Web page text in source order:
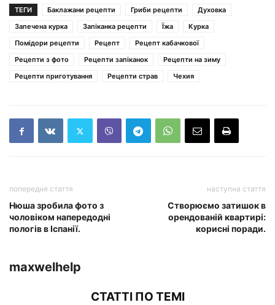
ТЕГИ Баклажани рецепти Гриби рецепти
Духовка
Запечена курка
Запіканка рецепти Їжа
Курка
Помідори рецепти
Рецепт
Рецепт кабачкової
Рецепти з фото
Рецепти запіканок
Рецепти на зиму
Рецепти приготування
Рецепти страв Чехия
попередня стаття
Нюша зробила фото з
чоловіком напередодні
пологів в Іспанії.
наступна стаття
Створюємо затишок в
орендованій квартирі:
корисні поради.
maxwelhelp
СТАТТІ ПО ТЕМІ